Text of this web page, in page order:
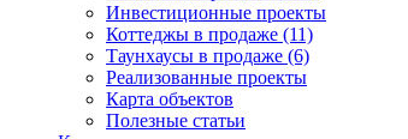
Инвестиционные проекты
Коттеджы в продаже (11)
Таунхаусы в продаже (6)
Реализованные проекты
Карта объектов
Полезные статьи